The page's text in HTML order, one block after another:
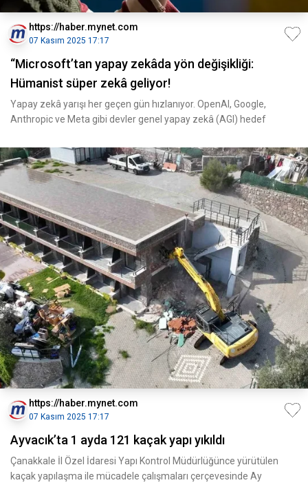
https://haber.mynet.com
07 Kasım 2025 17:17
“Microsoft’tan yapay zekâda yön değişikliği:
Hümanist süper zekâ geliyor!
Yapay zekâ yarışı her geçen gün hızlanıyor. OpenAI, Google,
Anthropic ve Meta gibi devler genel yapay zekâ (AGI) hedef
https://haber.mynet.com
07 Kasım 2025 17:17
Ayvacık’ta 1 ayda 121 kaçak yapı yıkıldı
Çanakkale İl Özel İdaresi Yapı Kontrol Müdürlüğünce yürütülen
kaçak yapılaşma ile mücadele çalışmaları çerçevesinde Ay